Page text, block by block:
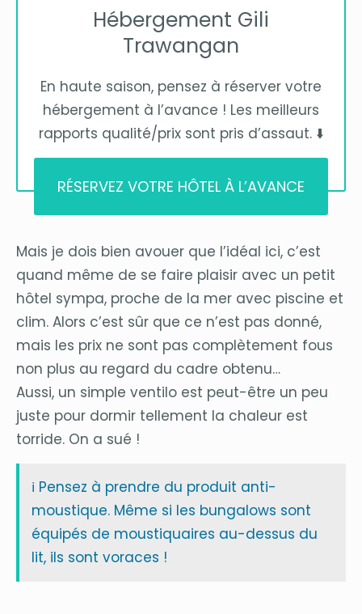
Hébergement Gili
Trawangan
En haute saison, pensez à réserver votre
hébergement à l’avance ! Les meilleurs
rapports qualité/prix sont pris d’assaut. ⬇️
RÉSERVEZ VOTRE HÔTEL À L’AVANCE
Mais je dois bien avouer que l’idéal ici, c’est
quand même de se faire plaisir avec un petit
hôtel sympa, proche de la mer avec piscine et
clim. Alors c’est sûr que ce n’est pas donné,
mais les prix ne sont pas complètement fous
non plus au regard du cadre obtenu…
Aussi, un simple ventilo est peut-être un peu
juste pour dormir tellement la chaleur est
torride. On a sué !
ℹ️ Pensez à prendre du produit anti-
moustique. Même si les bungalows sont
équipés de moustiquaires au-dessus du
lit, ils sont voraces !